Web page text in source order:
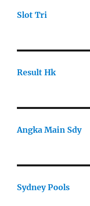
Slot Tri
Result Hk
Angka Main Sdy
Sydney Pools